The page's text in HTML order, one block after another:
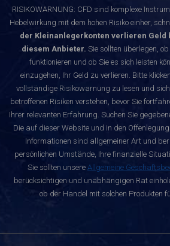
RISIKOWARNUNG: CFD sind komplexe
Hebelwirkung mit dem hohen Risiko einher,
der Kleinanlegerkonten verlieren Geld
diesem Anbieter. Sie sollten überlegen,
funktionieren und ob Sie es sich leisten
einzugehen, Ihr Geld zu verlieren. Bitte
vollständige Risikowarnung zu lesen und
betroffenen Risiken verstehen, bevor Sie
Ihrer relevanten Erfahrung. Suchen Sie
Die auf dieser Website und in den
Informationen sind allgemeiner Art und
persönlichen Umstände, Ihre finanzielle
Sie sollten unsere Allgemeine
berücksichtigen und unabhängigen Rat
ob der Handel mit solchen Produkten